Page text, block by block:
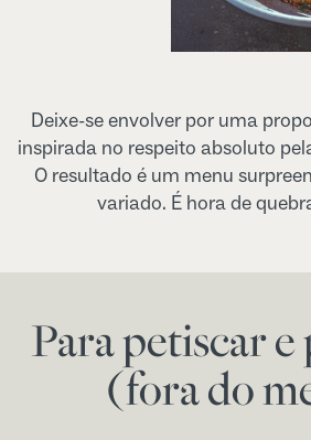
Deixe-se envolver por uma
inspirada no respeito absoluto
O resultado é um menu
variado. É hora de
Para petiscar
(fora do